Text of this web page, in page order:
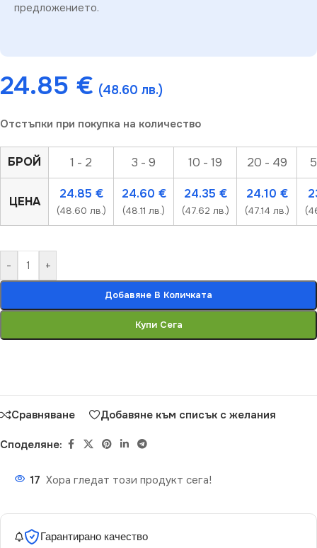
предложението.
24.85 € (48.60 лв.)
Отстъпки при покупка на количество
БРОЙ 1 - 2 3 - 9 10 - 19 20 - 49
ЦЕНА
24.85 €
(48.60 лв.)
24.60 €
(48.11 лв.)
24.35 €
(47.62 лв.)
24.10 €
(47.14 лв.)
- +
Добавяне В Количката
Купи Сега
Сравняване Добавяне към списък с желания
Споделяне:
17 Хора гледат този продукт сега!
Гарантирано качество